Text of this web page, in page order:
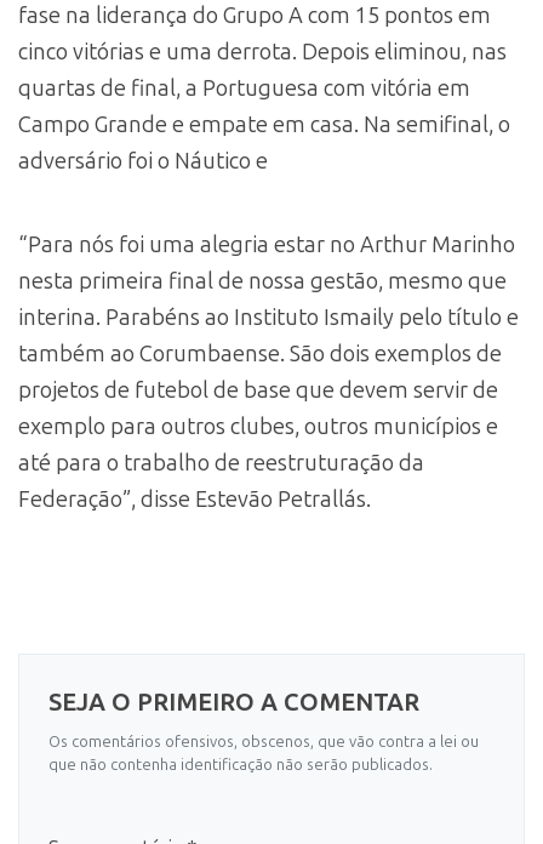
fase na liderança do Grupo A com 15 pontos em
cinco vitórias e uma derrota. Depois eliminou, nas
quartas de final, a Portuguesa com vitória em
Campo Grande e empate em casa. Na semifinal, o
adversário foi o Náutico e
“Para nós foi uma alegria estar no Arthur Marinho
nesta primeira final de nossa gestão, mesmo que
interina. Parabéns ao Instituto Ismaily pelo título e
também ao Corumbaense. São dois exemplos de
projetos de futebol de base que devem servir de
exemplo para outros clubes, outros municípios e
até para o trabalho de reestruturação da
Federação”, disse Estevão Petrallás.
SEJA O PRIMEIRO A COMENTAR
Os comentários ofensivos, obscenos, que vão contra a lei ou
que não contenha identificação não serão publicados.